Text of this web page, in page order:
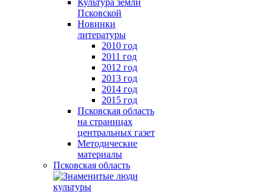
Культура земли
Псковской
Новинки
литературы
2010 год
2011 год
2012 год
2013 год
2014 год
2015 год
Псковская область
на страницах
центральных газет
Методические
материалы
Псковская область